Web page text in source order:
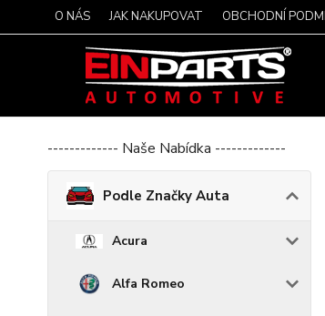
O NÁS JAK NAKUPOVAT OBCHODNÍ
------------- Naše Nabídka -------------
Podle Značky Auta
Acura
Alfa Romeo